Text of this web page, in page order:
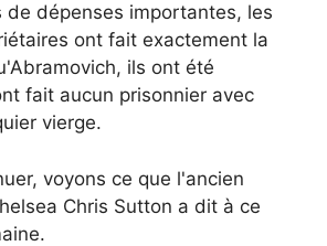
de dépenses importantes, les
ont fait exactement la
ils ont été
fait aucun prisonnier avec
vierge.
voyons ce que l'ancien
Chris Sutton a dit à ce